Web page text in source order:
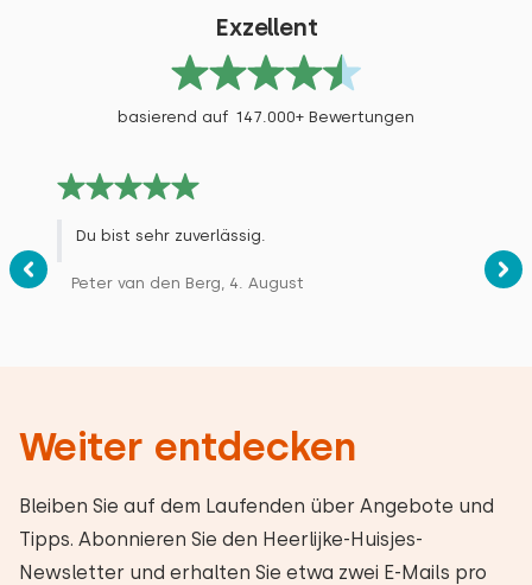
Exzellent
basierend auf 147.000+ Bewertungen
Du bist sehr zuverlässig.
Peter van den Berg, 4. August
Weiter entdecken
Bleiben Sie auf dem Laufenden über Angebote und
Tipps. Abonnieren Sie den Heerlijke-Huisjes-
Newsletter und erhalten Sie etwa zwei E-Mails pro